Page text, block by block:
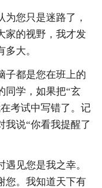
您只是迷路了，
家的视野，我才发
大。
子都是您在班上的
同学，如果把“玄
考试中写错了。记
我说“你看我提醒了
见您是我之幸。
您。我知道天下有